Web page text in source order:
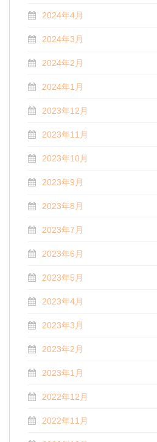
2024年4月
2024年3月
2024年2月
2024年1月
2023年12月
2023年11月
2023年10月
2023年9月
2023年8月
2023年7月
2023年6月
2023年5月
2023年4月
2023年3月
2023年2月
2023年1月
2022年12月
2022年11月